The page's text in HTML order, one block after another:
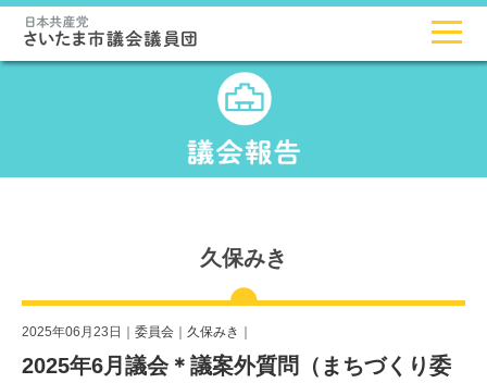
久保みき
2025年06月23日｜ 委員会 久保みき
2025年6月議会＊議案外質問（まちづくり委